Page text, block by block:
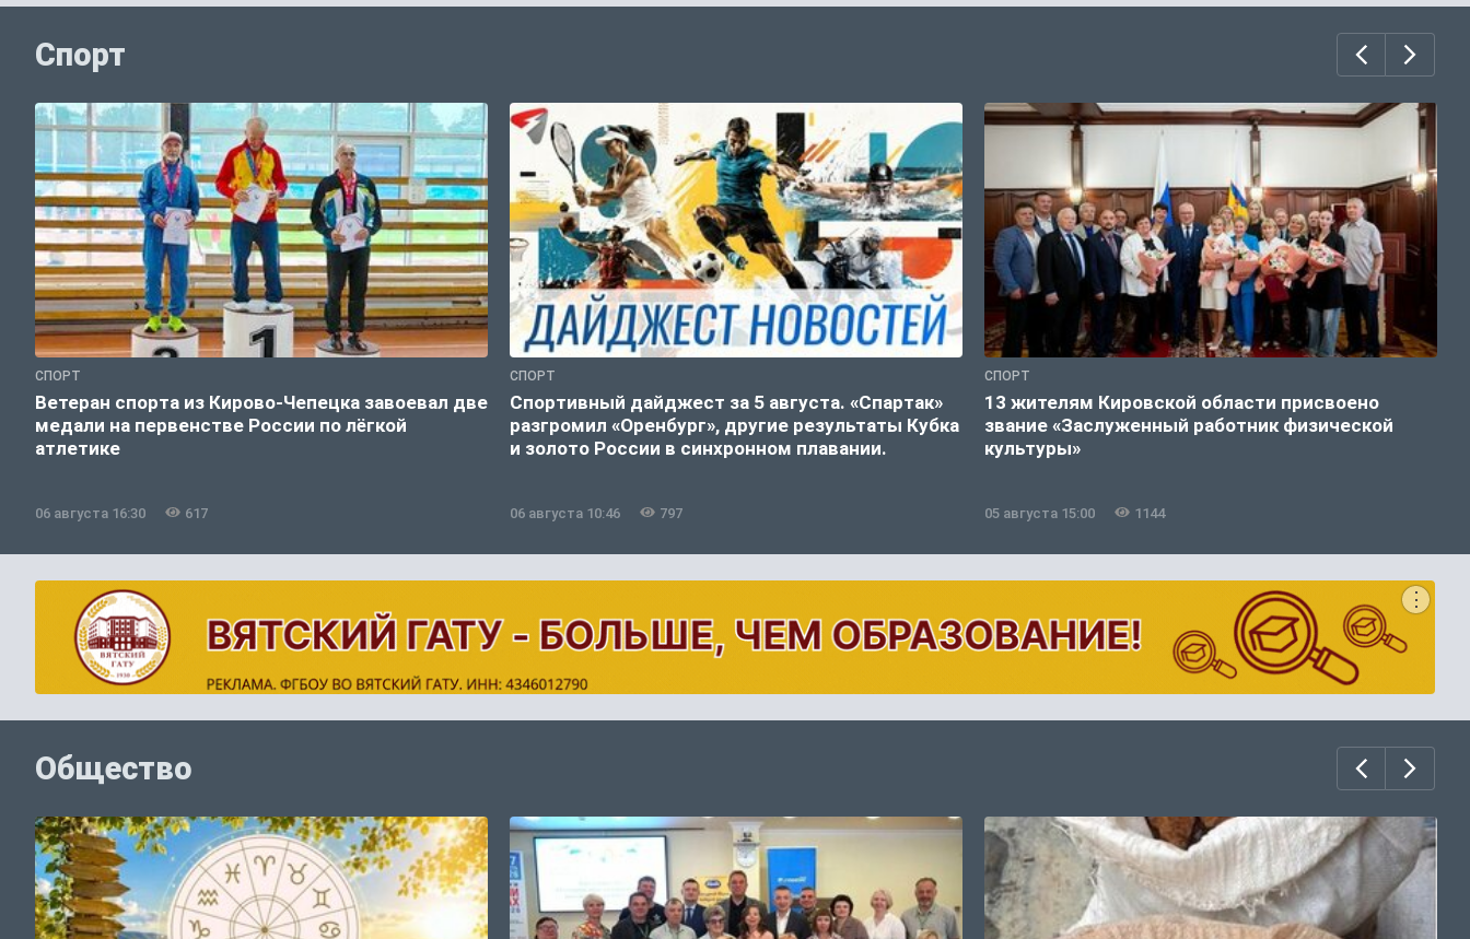
Спорт
СПОРТ
Ветеран спорта из Кирово-Чепецка завоевал две
медали на первенстве России по лёгкой
атлетике
06 августа 16:30 617
СПОРТ
Спортивный дайджест за 5 августа. «Спартак»
разгромил «Оренбург», другие результаты Кубка
и золото России в синхронном плавании.
06 августа 10:46 797
СПОРТ
13 жителям Кировской области присвоено
звание «Заслуженный работник физической
культуры»
05 августа 15:00 1144
Общество